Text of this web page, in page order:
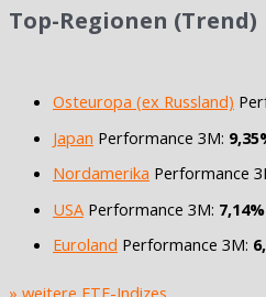
Top-Regionen (Trend)
Osteuropa (ex Russland)
Japan Performance 3M:
Nordamerika Performance
USA Performance 3M: 7,14%
Euroland Performance 3M: